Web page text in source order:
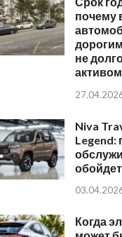
почему
не
активом
Niva
Legend:
Когда